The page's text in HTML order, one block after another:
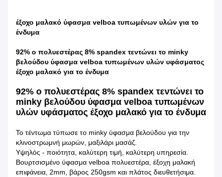
έξοχο μαλακό ύφασμα velboa τυπωμένων υλών για το
ένδυμα
92% ο πολυεστέρας 8% spandex τεντώνει το minky
βελούδου ύφασμα velboa τυπωμένων υλών υφάσματος
έξοχο μαλακό για το ένδυμα
92% ο πολυεστέρας 8% spandex τεντώνει το
minky βελούδου ύφασμα velboa τυπωμένων
υλών υφάσματος έξοχο μαλακό για το ένδυμα
Το τέντωμα τύπωσε το minky ύφασμα βελούδου για την
κλινοστρωμνή μωρών, μαξιλάρι μασάζ.
Υψηλός - ποιότητα, καλύτερη τιμή, καλύτερη υπηρεσία.
Βουρτσισμένο ύφασμα velboa πολυεστέρα, έξοχη μαλακή
επιφάνεια, 2mm, βάρος 250gsm και πλάτος διευθετήσιμα.